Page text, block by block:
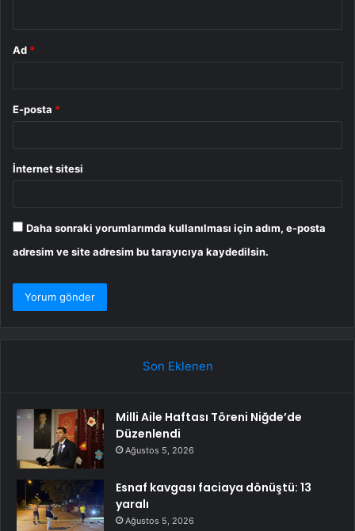
Ad *
E-posta *
İnternet sitesi
Daha sonraki yorumlarımda kullanılması için adım, e-posta
adresim ve site adresim bu tarayıcıya kaydedilsin.
Son Eklenen
Milli Aile Haftası Töreni Niğde’de
Düzenlendi
Ağustos 5, 2026
Esnaf kavgası faciaya dönüştü: 13
yaralı
Ağustos 5, 2026